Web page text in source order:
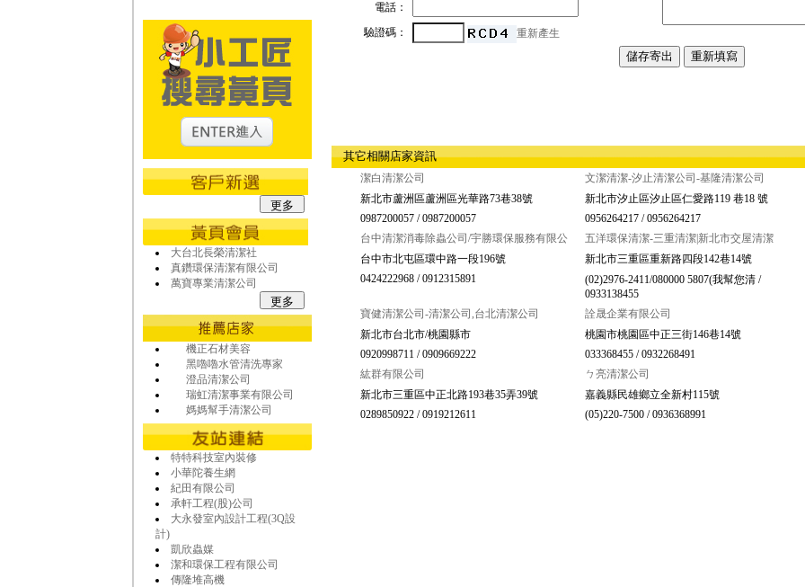
大台北長榮清潔社
真鑽環保清潔有限公司
萬寶專業清潔公司
機正石材美容
黑嚕嚕水管清洗專家
澄品清潔公司
瑞虹清潔事業有限公司
媽媽幫手清潔公司
特特科技室內裝修
小華陀養生網
紀田有限公司
承軒工程(股)公司
大永發室內設計工程(3Q設
計)
凱欣蟲媒
潔和環保工程有限公司
傳隆堆高機
電話：
驗證碼：
重新產生
其它相關店家資訊
潔白清潔公司
新北市蘆洲區蘆洲區光華路73巷38號
0987200057 / 0987200057
文潔清潔-汐止清潔公司-基隆清潔公司
新北市汐止區汐止區仁愛路119 巷18 號
0956264217 / 0956264217
台中清潔消毒除蟲公司/宇勝環保服務有限公
台中市北屯區環中路一段196號
0424222968 / 0912315891
五洋環保清潔-三重清潔|新北市交屋清潔
新北市三重區重新路四段142巷14號
(02)2976-2411/080000 5807(我幫您清 /
0933138455
寶健清潔公司-清潔公司,台北清潔公司
新北市台北市/桃園縣市
0920998711 / 0909669222
詮晟企業有限公司
桃園市桃園區中正三街146巷14號
033368455 / 0932268491
紘群有限公司
新北市三重區中正北路193巷35弄39號
0289850922 / 0919212611
ㄅ亮清潔公司
嘉義縣民雄鄉立全新村115號
(05)220-7500 / 0936368991